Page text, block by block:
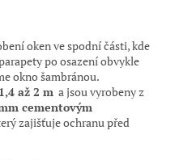
oken ve spodní části, kde
po osazení obvykle
okno šambránou.
až 2 m a jsou vyrobeny z
cementovým
zajišťuje ochranu před